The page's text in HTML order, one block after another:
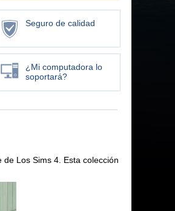
Seguro de calidad
¿Mi computadora lo
soportará?
Los Sims 4. Esta colección